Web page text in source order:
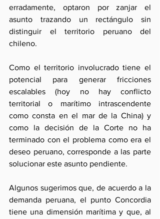
erradamente, optaron por zanjar el
asunto trazando un rectángulo sin
distinguir el territorio peruano del
chileno.
Como el territorio involucrado tiene el
potencial para generar fricciones
escalables (hoy no hay conflicto
territorial o marítimo intrascendente
como consta en el mar de la China) y
como la decisión de la Corte no ha
terminado con el problema como era el
deseo peruano, corresponde a las parte
solucionar este asunto pendiente.
Algunos sugerimos que, de acuerdo a la
demanda peruana, el punto Concordia
tiene una dimensión marítima y que, al